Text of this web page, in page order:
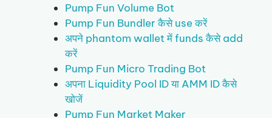
Pump Fun Volume Bot
Pump Fun Bundler कैसे use करें
अपने phantom wallet में funds कैसे add
करें
Pump Fun Micro Trading Bot
अपना Liquidity Pool ID या AMM ID कैसे
खोजें
Pump Fun Market Maker